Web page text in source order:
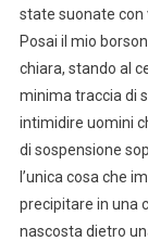
state suonate con
Posai il mio
chiara, stando al
minima traccia di
intimidire uomini
di sospensione
l’unica cosa che
precipitare in una
nascosta dietro